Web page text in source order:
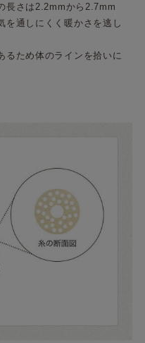
長さは2.2mmから2.7mm
を通しにくく暖かさを逃し
るため体のラインを拾いに